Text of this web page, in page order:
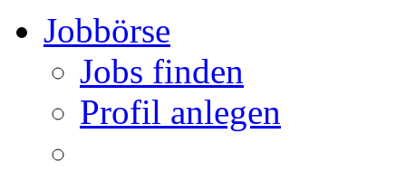
Jobbörse
Jobs finden
Profil anlegen